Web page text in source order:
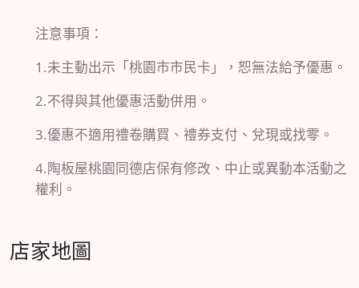
注意事項：
1.未主動出示「桃園市市民卡」，恕無法給予優惠。
2.不得與其他優惠活動併用。
3.優惠不適用禮卷購買、禮券支付、兌現或找零。
4.陶板屋桃園同德店保有修改、中止或異動本活動之
權利。
店家地圖